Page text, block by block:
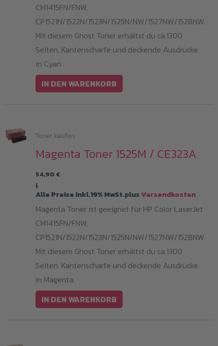
CM1415FN/FNW,
CP1521N/1522N/1523N/1525N/NW/1527NW/1528NW.
Mit diesem Ghost Toner erhältst du ca.1300
Seiten. Kantenscharfe und deckende Ausdrucke
in Cyan .
IN DEN WARENKORB
Toner kaufen
Magenta Toner 1525M / CE323A
54,90 €
i
Alle Preise inkl.19% MwSt.plusVersandkosten
Magenta Toner ist geeignet für HP Color LaserJet
CM1415FN/FNW,
CP1521N/1522N/1523N/1525N/NW/1527NW/1528NW.
Mit diesem Ghost Toner erhältst du ca.1300
Seiten. Kantenscharfe und deckende Ausdrucke
in Magenta.
IN DEN WARENKORB